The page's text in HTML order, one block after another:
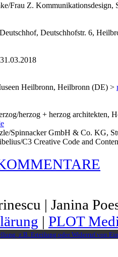
Frau Z. Kommunikationsdesign,
Deutschhofstr. 6,
Heilbronn, Heilbronn (DE) >
herzog + herzog architekten,
Spinnacker GmbH & Co. KG,
C3 Creative Code and
| Janina
| PLOT
z.B. Erteilung oder Widerruf von